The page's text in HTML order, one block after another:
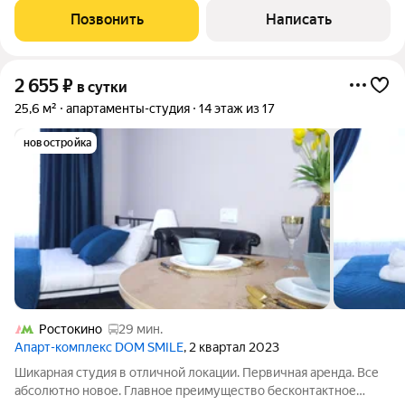
становится частным кинопоказом. (на 1 сутки апартамент не
Позвонить Написать
2 655₽ в сутки
25,6 м² апартаменты-студия 14 этаж из 17
новостройка
Ростокино
29 мин.
Апарт-комплекс DOM SMILE, 2 квартал 2023
Шикарная студия в отличной локации. Первичная аренда. Все
абсолютно новое. Главное преимущество бесконтактное